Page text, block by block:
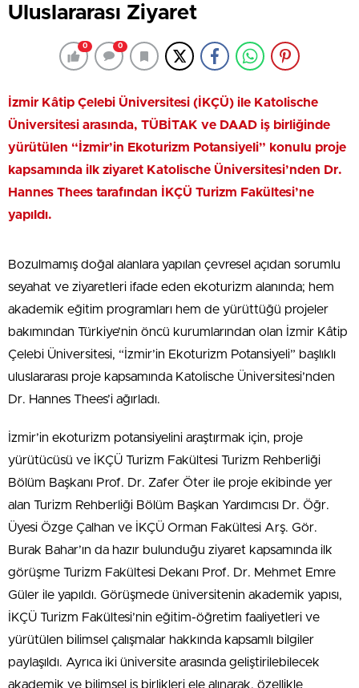
Uluslararası Ziyaret
0 0
İzmir Kâtip Çelebi Üniversitesi (İKÇÜ) ile Katolische
Üniversitesi arasında, TÜBİTAK ve DAAD iş birliğinde
yürütülen “İzmir’in Ekoturizm Potansiyeli” konulu proje
kapsamında ilk ziyaret Katolische Üniversitesi’nden Dr.
Hannes Thees tarafından İKÇÜ Turizm Fakültesi’ne
yapıldı.
Bozulmamış doğal alanlara yapılan çevresel açıdan sorumlu
seyahat ve ziyaretleri ifade eden ekoturizm alanında; hem
akademik eğitim programları hem de yürüttüğü projeler
bakımından Türkiye’nin öncü kurumlarından olan İzmir Kâtip
Çelebi Üniversitesi, “İzmir’in Ekoturizm Potansiyeli” başlıklı
uluslararası proje kapsamında Katolische Üniversitesi’nden
Dr. Hannes Thees’i ağırladı.
İzmir’in ekoturizm potansiyelini araştırmak için, proje
yürütücüsü ve İKÇÜ Turizm Fakültesi Turizm Rehberliği
Bölüm Başkanı Prof. Dr. Zafer Öter ile proje ekibinde yer
alan Turizm Rehberliği Bölüm Başkan Yardımcısı Dr. Öğr.
Üyesi Özge Çalhan ve İKÇÜ Orman Fakültesi Arş. Gör.
Burak Bahar’ın da hazır bulunduğu ziyaret kapsamında ilk
görüşme Turizm Fakültesi Dekanı Prof. Dr. Mehmet Emre
Güler ile yapıldı. Görüşmede üniversitenin akademik yapısı,
İKÇÜ Turizm Fakültesi’nin eğitim-öğretim faaliyetleri ve
yürütülen bilimsel çalışmalar hakkında kapsamlı bilgiler
paylaşıldı. Ayrıca iki üniversite arasında geliştirilebilecek
akademik ve bilimsel iş birlikleri ele alınarak, özellikle